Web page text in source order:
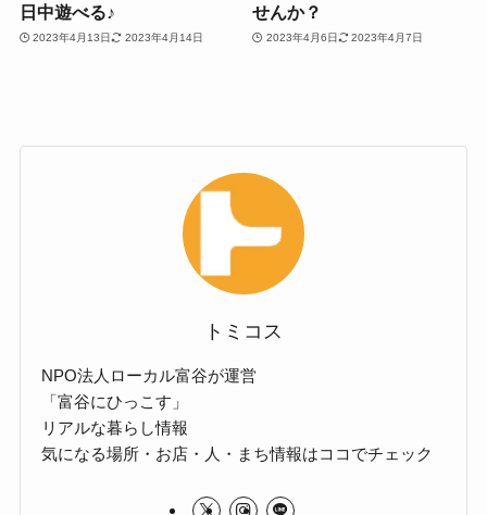
日中遊べる♪
2023年4月13日 2023年4月14日
せんか？
2023年4月6日 2023年4月7日
トミコス
NPO法人ローカル富谷が運営
「富谷にひっこす」
リアルな暮らし情報
気になる場所・お店・人・まち情報はココでチェック